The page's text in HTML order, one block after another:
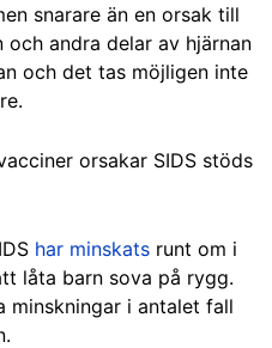
snarare än en orsak till
andra delar av hjärnan
och det tas möjligen inte
orsakar SIDS stöds
har minskats runt om i
låta barn sova på rygg.
minskningar i antalet fall